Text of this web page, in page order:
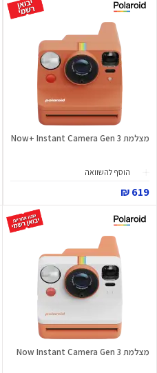
מצלמת Now+ Instant Camera Gen 3
הוסף להשוואה
619 ₪
מצלמת Now Instant Camera Gen 3